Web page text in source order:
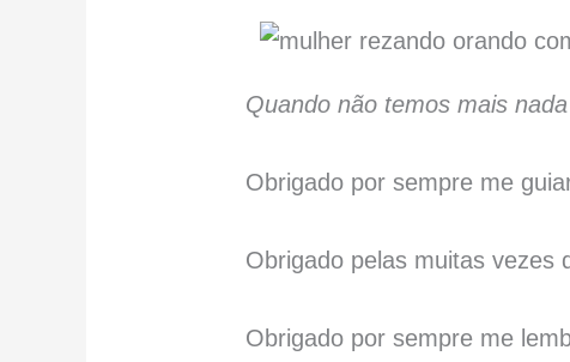
Quando não temos mais
Obrigado por sempre me
Obrigado pelas muitas vezes
Obrigado por sempre me